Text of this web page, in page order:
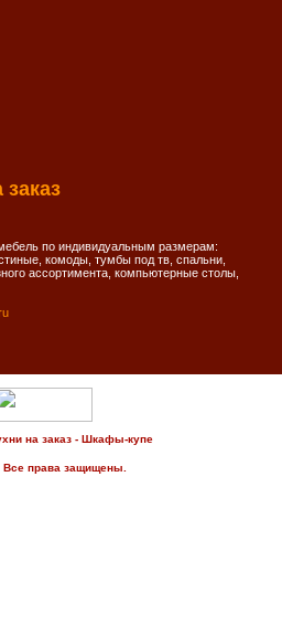
по индивидуальным размерам:
комоды, тумбы под тв, спальни,
ассортимента, компьютерные столы,
на заказ - Шкафы-купе
Все права защищены.